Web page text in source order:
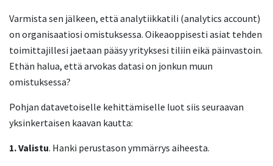
Varmista sen jälkeen, että analytiikkatili (analytics account)
on organisaatiosi omistuksessa. Oikeaoppisesti asiat tehden
toimittajillesi jaetaan pääsy yrityksesi tiliin eikä päinvastoin.
Ethän halua, että arvokas datasi on jonkun muun
omistuksessa?
Pohjan datavetoiselle kehittämiselle luot siis seuraavan
yksinkertaisen kaavan kautta:
1. Valistu. Hanki perustason ymmärrys aiheesta.